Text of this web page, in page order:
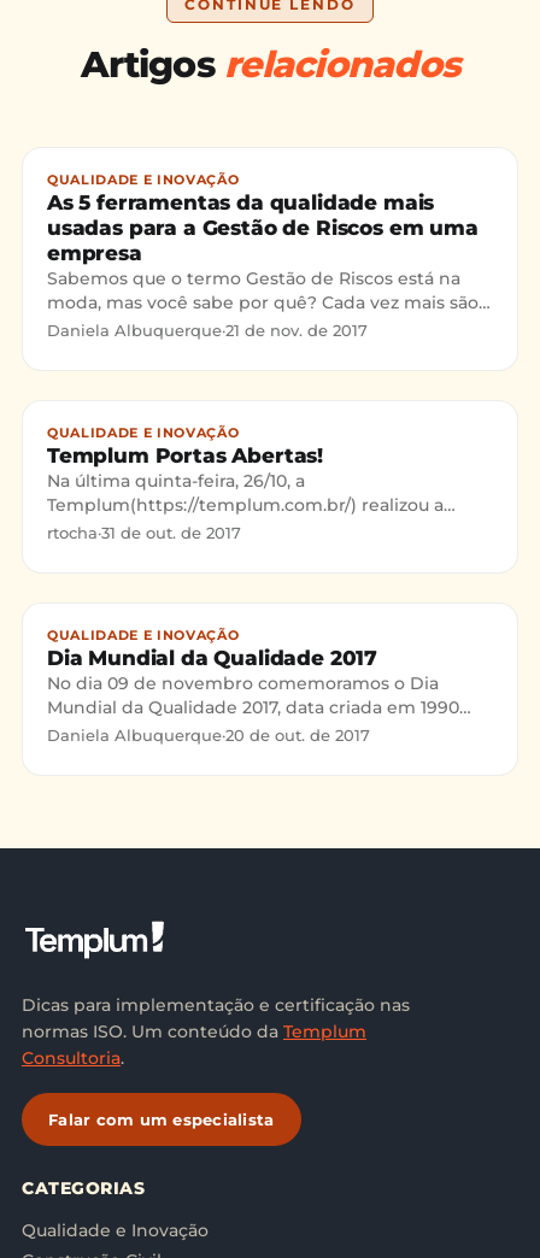
CONTINUE LENDO
Artigos relacionados
QUALIDADE E INOVAÇÃO
As 5 ferramentas da qualidade mais
usadas para a Gestão de Riscos em uma
empresa
Sabemos que o termo Gestão de Riscos está na
moda, mas você sabe por quê? Cada vez mais são
pequenos detalhes corporativos que diferem de
surgimento de erros e articular uma cultura de
prevenção são um dos meios atuais mais eficazes
pra estimular a competitividade de um negócio.
Daniela Albuquerque·21 de nov. de 2017
QUALIDADE E INOVAÇÃO
Templum Portas Abertas!
Na última quinta-feira, 26/10, a
Templum(https://templum.com.br/) realizou a
primeira edição do Templum Portas Abertas. Este é
rtocha·31 de out. de 2017
QUALIDADE E INOVAÇÃO
Dia Mundial da Qualidade 2017
No dia 09 de novembro comemoramos o Dia
Mundial da Qualidade 2017, data criada em 1990
pela ONU (Organização das Nações Unidas) com o
Daniela Albuquerque·20 de out. de 2017
Dicas para implementação e certificação nas
normas ISO. Um conteúdo da Templum
Consultoria.
Falar com um especialista
CATEGORIAS
Qualidade e Inovação